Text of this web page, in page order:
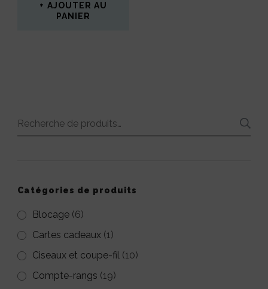
AJOUTER AU
PANIER
Recherche
Catégories de produits
Blocage (6)
Cartes cadeaux (1)
Ciseaux et coupe-fil (10)
Compte-rangs (19)